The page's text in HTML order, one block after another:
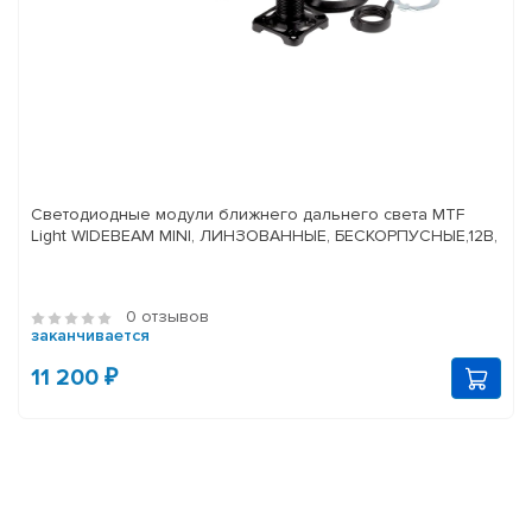
Светодиодные модули ближнего дальнего света MTF
Light WIDEBEAM MINI, ЛИНЗОВАННЫЕ, БЕСКОРПУСНЫЕ,12В,
0 отзывов
заканчивается
11 200 ₽